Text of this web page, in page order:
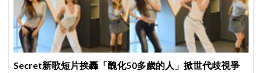
Secret新歌短片挨轟「醜化50多歲的人」掀世代歧視爭